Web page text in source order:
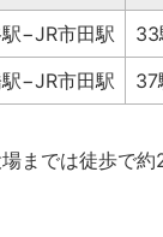
−JR市田駅 33
−JR市田駅 37
までは徒歩で